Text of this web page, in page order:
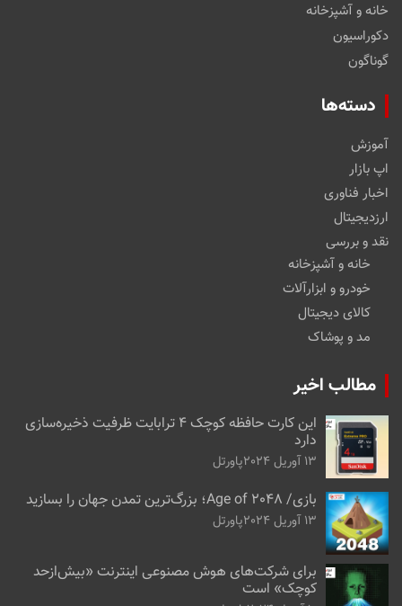
خانه و آشپزخانه
دکوراسیون
گوناگون
دسته‌ها
آموزش
اپ بازار
اخبار فناوری
ارزدیجیتال
نقد و بررسی
خانه و آشپزخانه
خودرو و ابزارآلات
کالای دیجیتال
مد و پوشاک
مطالب اخیر
این کارت حافظه کوچک ۴ ترابایت ظرفیت ذخیره‌سازی
دارد
13 آوریل 2024 پاورتل
بازی/ Age of 2048؛ بزرگ‌ترین تمدن جهان را بسازید
13 آوریل 2024 پاورتل
برای شرکت‌های هوش مصنوعی اینترنت «بیش‌از‌حد
کوچک» است